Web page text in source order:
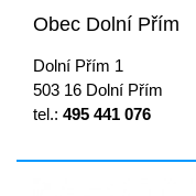
Obec Dolní Přím
Dolní Přím 1
503 16 Dolní Přím
tel.: 495 441 076